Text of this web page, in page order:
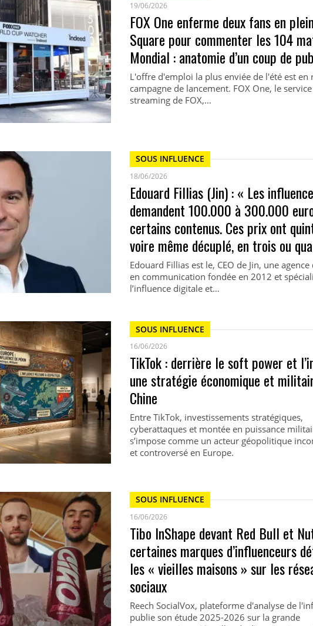
19/06/2026
FOX One enferme deux fans en
Square pour commenter les 104
Mondial : anatomie d’un coup de
L'offre d'emploi la plus enviée de l'été est en
campagne de lancement. FOX One, le
streaming de FOX,…
SOUS INFLUENCE
18/06/2026
Edouard Fillias (Jin) : « Les
demandent 100.000 à 300.000
certains contenus. Ces prix ont
voire même décuplé, en trois ou
Edouard Fillias est le, CEO de Jin, une
en communication fondée en 2012 et
l’influence digitale et…
SOUS INFLUENCE
16/06/2026
TikTok : derrière le soft power et
une stratégie économique et
Chine
Entre TikTok, investissements stratégiques,
cyberattaques et montée en puissance
s’impose comme un acteur géopolitique
et controversé en Europe.
SOUS INFLUENCE
16/06/2026
Tibo InShape devant Red Bull et
certaines marques d’influenceurs
les « vieilles maisons » sur les
sociaux
Reech SocialVox, plateforme d'analyse de
publie son étude 2025-2026 sur la grande